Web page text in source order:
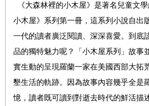
《大森林裡的小木屋》是著名兒童文
小木屋》系列第一冊，這系列小說自出
一代的讀者廣泛閱讀、深深喜愛。到底
品的獨特魅力呢？「小木屋系列」故事
實生動的呈現羅蘭一家在美國西部大拓
墾生活的軌跡。因為故事內容幾乎全是
憶，讀者既可讀到對逝去時代的鮮活描